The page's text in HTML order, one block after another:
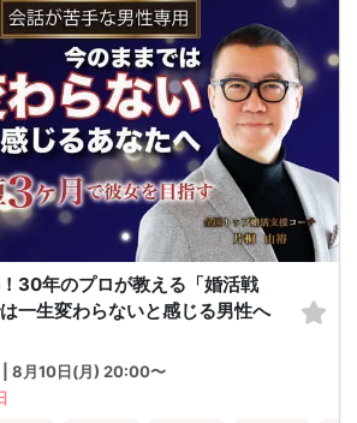
！30年のプロが教える「婚活戦
一生変わらないと感じる男性へ
| 8月10日(月) 20:00〜